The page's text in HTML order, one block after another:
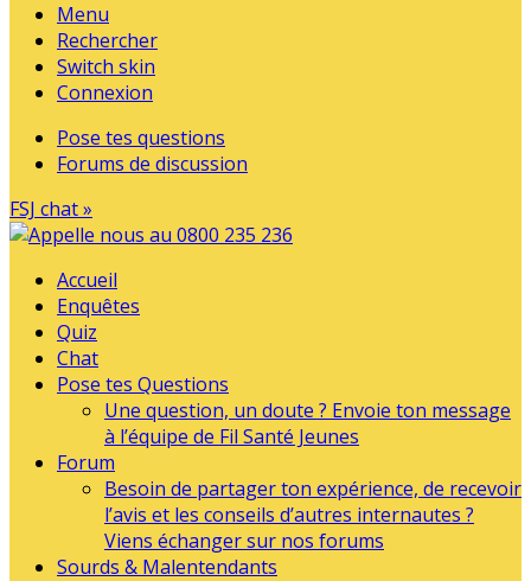
Menu
Rechercher
Switch skin
Connexion
Pose tes questions
Forums de discussion
FSJ chat »
Accueil
Enquêtes
Quiz
Chat
Pose tes Questions
Une question, un doute ? Envoie ton message
à l’équipe de Fil Santé Jeunes
Forum
Besoin de partager ton expérience, de recevoir
l’avis et les conseils d’autres internautes ?
Viens échanger sur nos forums
Sourds & Malentendants